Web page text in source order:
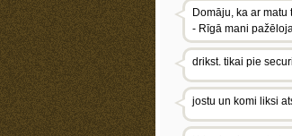
Domāju, ka ar
- Rīgā mani
drikst. tikai pie
jostu un komi liksi